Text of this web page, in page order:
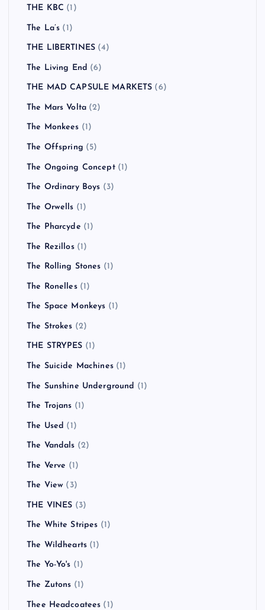
THE KBC (1)
The La’s (1)
THE LIBERTINES (4)
The Living End (6)
THE MAD CAPSULE MARKETS (6)
The Mars Volta (2)
The Monkees (1)
The Offspring (5)
The Ongoing Concept(1)
The Ordinary Boys (3)
The Orwells (1)
The Pharcyde (1)
The Rezillos(1)
The Rolling Stones (1)
The Ronelles(1)
The Space Monkeys (1)
The Strokes (2)
THE STRYPES (1)
The Suicide Machines(1)
The Sunshine Underground (1)
The Trojans (1)
The Used (1)
The Vandals (2)
The Verve (1)
The View (3)
THE VINES (3)
The White Stripes (1)
The Wildhearts (1)
The Yo-Yo's (1)
The Zutons (1)
Thee Headcoatees (1)